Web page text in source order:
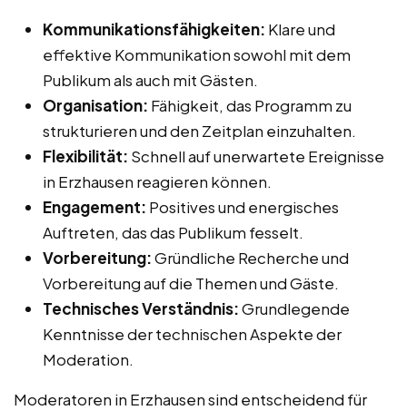
Kommunikationsfähigkeiten: Klare und
effektive Kommunikation sowohl mit dem
Publikum als auch mit Gästen.
Organisation: Fähigkeit, das Programm zu
strukturieren und den Zeitplan einzuhalten.
Flexibilität: Schnell auf unerwartete Ereignisse
in Erzhausen reagieren können.
Engagement: Positives und energisches
Auftreten, das das Publikum fesselt.
Vorbereitung:Gründliche Recherche und
Vorbereitung auf die Themen und Gäste.
Technisches Verständnis:Grundlegende
Kenntnisse der technischen Aspekte der
Moderation.
Moderatoren in Erzhausen sind entscheidend für